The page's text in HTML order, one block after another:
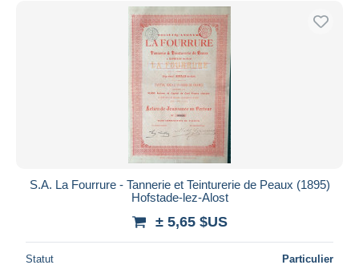
S.A. La Fourrure - Tannerie et Teinturerie de Peaux (1895)
Hofstade-lez-Alost
± 5,65 $US
Statut Particulier